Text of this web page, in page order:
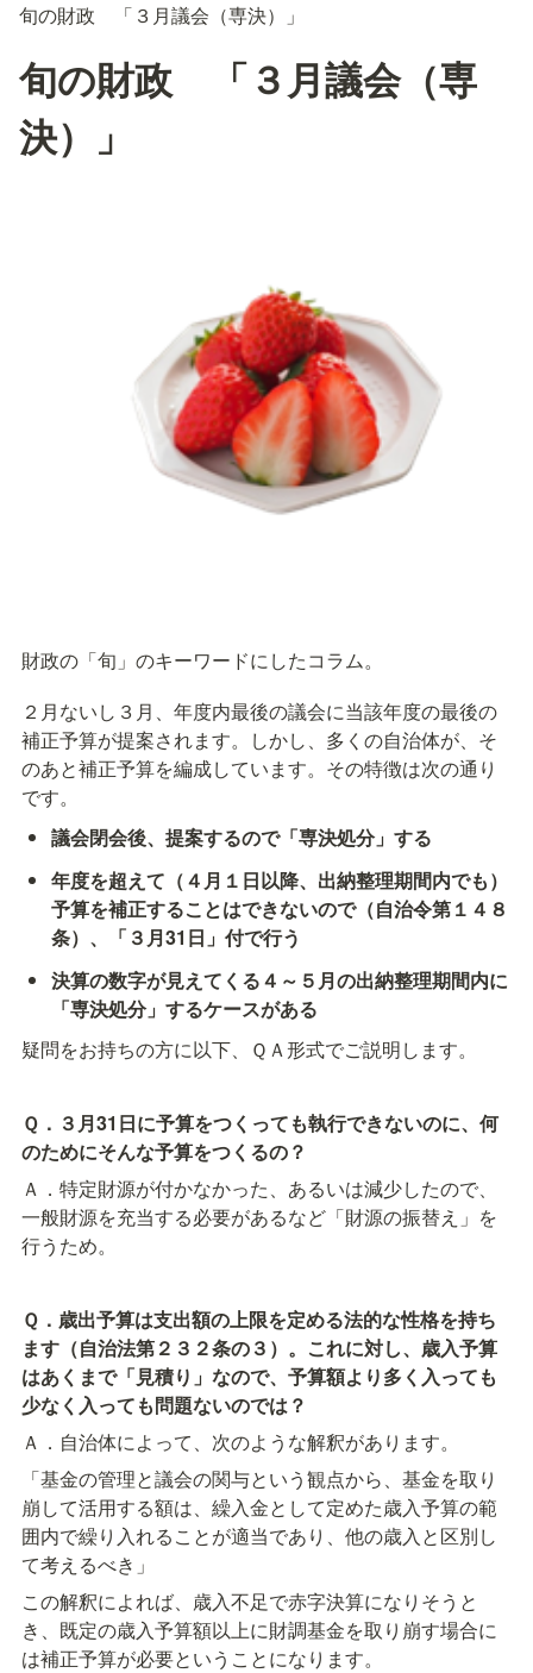
旬の財政 「３月議会（専決）」
旬の財政 「３月議会（専
決）」
財政の「旬」のキーワードにしたコラム。
２月ないし３月、年度内最後の議会に当該年度の最後の
補正予算が提案されます。しかし、多くの自治体が、そ
のあと補正予算を編成しています。その特徴は次の通り
です。
議会閉会後、提案するので「専決処分」する
年度を超えて（４月１日以降、出納整理期間内でも）
予算を補正することはできないので（自治令第１４８
条）、「３月31日」付で行う
決算の数字が見えてくる４～５月の出納整理期間内に
「専決処分」するケースがある
疑問をお持ちの方に以下、ＱＡ形式でご説明します。
Ｑ．３月31日に予算をつくっても執行できないのに、何
のためにそんな予算をつくるの？
Ａ．特定財源が付かなかった、あるいは減少したので、
一般財源を充当する必要があるなど「財源の振替え」を
行うため。
Ｑ．歳出予算は支出額の上限を定める法的な性格を持ち
ます（自治法第２３２条の３）。これに対し、歳入予算
はあくまで「見積り」なので、予算額より多く入っても
少なく入っても問題ないのでは？
Ａ．自治体によって、次のような解釈があります。
「基金の管理と議会の関与という観点から、基金を取り
崩して活用する額は、繰入金として定めた歳入予算の範
囲内で繰り入れることが適当であり、他の歳入と区別し
て考えるべき」
この解釈によれば、歳入不足で赤字決算になりそうと
き、既定の歳入予算額以上に財調基金を取り崩す場合に
は補正予算が必要ということになります。